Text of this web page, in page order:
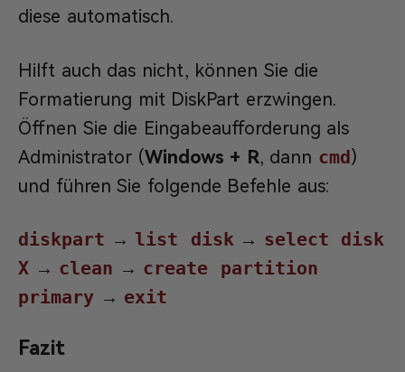
diese automatisch.
Hilft auch das nicht, können Sie die
Formatierung mit DiskPart erzwingen.
Öffnen Sie die Eingabeaufforderung als
Administrator (Windows + R, dann cmd)
und führen Sie folgende Befehle aus:
diskpart → list disk→ select disk
X → clean → create partition
primary → exit
Fazit